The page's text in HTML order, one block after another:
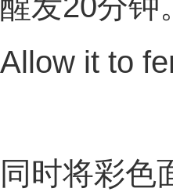
Allow it to
同时将彩色